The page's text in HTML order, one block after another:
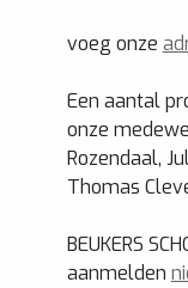
voeg onze
Een aantal
onze
Rozendaal,
Thomas
BEUKERS
aanmelden